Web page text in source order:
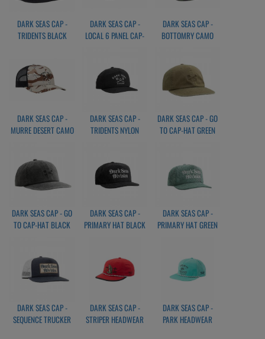
DARK SEAS CAP -
TRIDENTS BLACK
DARK SEAS CAP -
LOCAL 6 PANEL CAP-
DARK SEAS CAP -
BOTTOMRY CAMO
DARK SEAS CAP -
MURRE DESERT CAMO
DARK SEAS CAP -
TRIDENTS NYLON
DARK SEAS CAP - GO
TO CAP-HAT GREEN
DARK SEAS CAP - GO
TO CAP-HAT BLACK
DARK SEAS CAP -
PRIMARY HAT BLACK
DARK SEAS CAP -
PRIMARY HAT GREEN
DARK SEAS CAP -
SEQUENCE TRUCKER
DARK SEAS CAP -
STRIPER HEADWEAR
DARK SEAS CAP -
PARK HEADWEAR